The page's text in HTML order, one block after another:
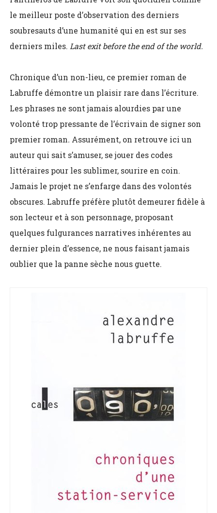
le meilleur poste d’observation des derniers
soubresauts d’une humanité qui en est sur ses
derniers miles. Last exit before the end of the world.
Chronique d’un non-lieu, ce premier roman de
Labruffe démontre un plaisir rare dans l’écriture.
Les phrases ne sont jamais alourdies par une
volonté trop pressante de l’écrivain de signer son
premier roman. Assurément, on retrouve ici un
auteur qui sait s’amuser, se jouer des codes
littéraires pour les sublimer, sourire en coin.
Jamais le projet ne s’enfarge dans des volontés
obscures. Labruffe préfère plutôt demeurer fidèle à
son lecteur et à son personnage, proposant
quelques fulgurances narratives inhérentes au
dernier plein d’essence, ne nous faisant jamais
oublier que la panne sèche nous guette.